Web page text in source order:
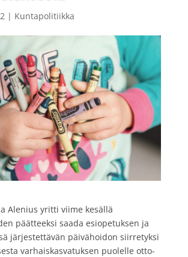
| Kuntapolitiikka
Alenius yritti viime kesällä
päätteeksi saada esiopetuksen ja
järjestettävän päivähoidon siirretyksi
varhaiskasvatuksen puolelle otto-